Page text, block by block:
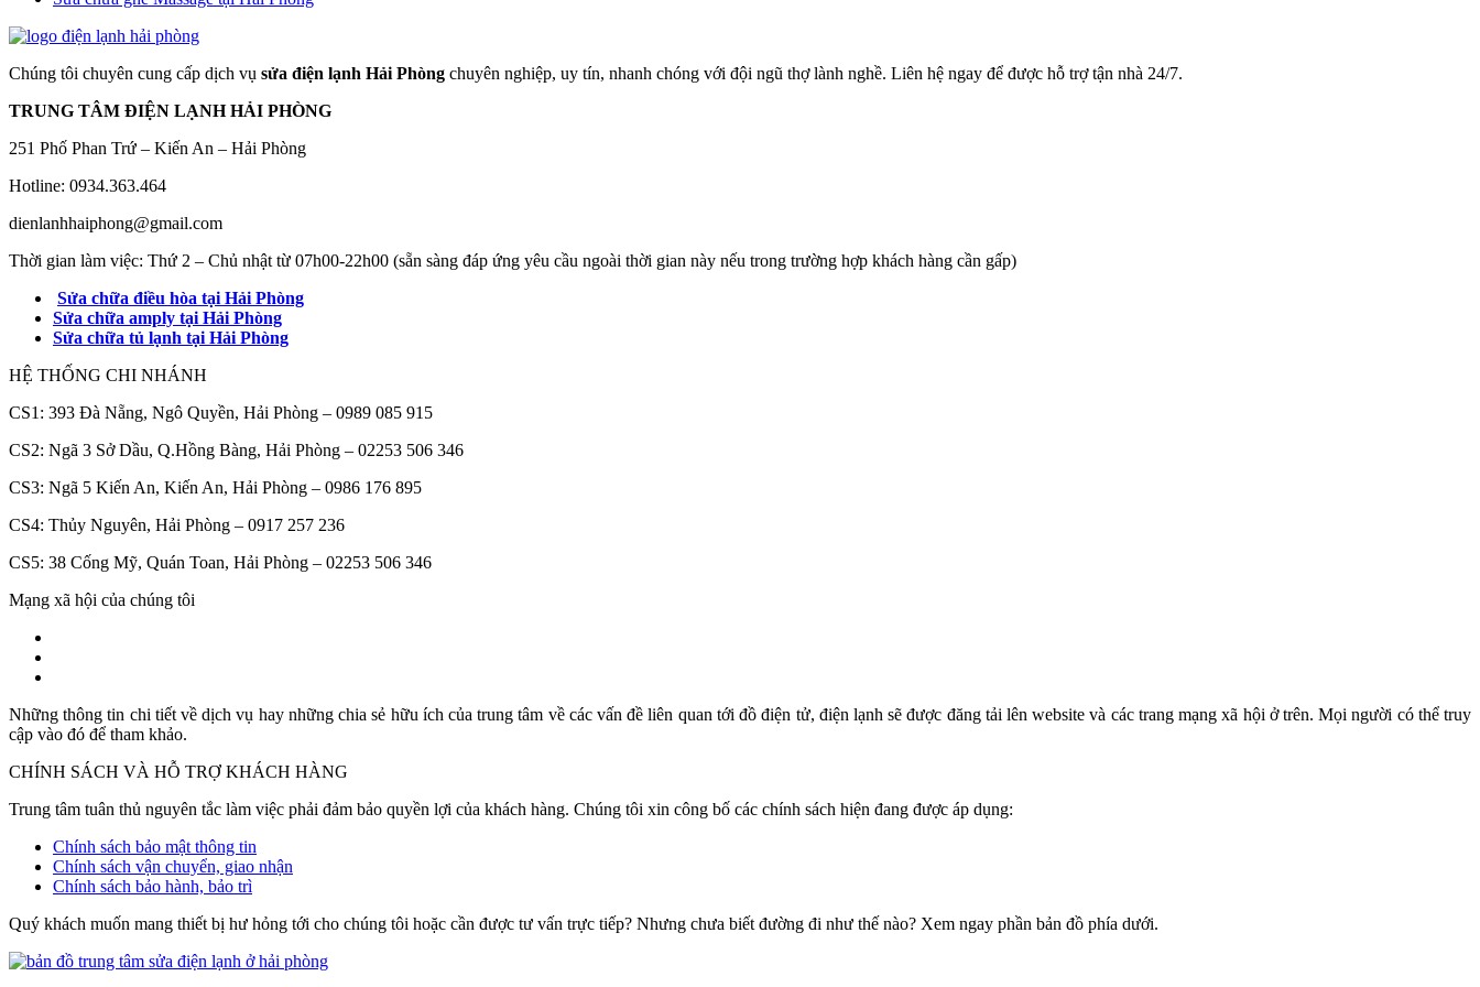
Chúng tôi chuyên cung cấp dịch vụ sửa điện lạnh Hải Phòng chuyên nghiệp, uy tín, nhanh chóng với đội ngũ thợ lành nghề. Liên hệ ngay để được hỗ trợ tận nhà 24/7.
TRUNG TÂM ĐIỆN LẠNH HẢI PHÒNG
251 Phố Phan Trứ – Kiến An – Hải Phòng
Hotline: 0934.363.464
dienlanhhaiphong@gmail.com
Thời gian làm việc: Thứ 2 – Chủ nhật từ 07h00-22h00 (sẵn sàng đáp ứng yêu cầu ngoài thời gian này nếu trong trường hợp khách hàng cần gấp)
Sửa chữa điều hòa tại Hải Phòng
Sửa chữa amply tại Hải Phòng
Sửa chữa tủ lạnh tại Hải Phòng
HỆ THỐNG CHI NHÁNH
CS1: 393 Đà Nẵng, Ngô Quyền, Hải Phòng – 0989 085 915
CS2: Ngã 3 Sở Dầu, Q.Hồng Bàng, Hải Phòng – 02253 506 346
CS3: Ngã 5 Kiến An, Kiến An, Hải Phòng – 0986 176 895
CS4: Thủy Nguyên, Hải Phòng – 0917 257 236
CS5: 38 Cống Mỹ, Quán Toan, Hải Phòng – 02253 506 346
Mạng xã hội của chúng tôi
Những thông tin chi tiết về dịch vụ hay những chia sẻ hữu ích của trung tâm về các vấn đề liên quan tới đồ điện tử, điện lạnh sẽ được đăng tải lên website và các trang mạng xã hội ở trên. Mọi người có thể truy
cập vào đó để tham khảo.
CHÍNH SÁCH VÀ HỖ TRỢ KHÁCH HÀNG
Trung tâm tuân thủ nguyên tắc làm việc phải đảm bảo quyền lợi của khách hàng. Chúng tôi xin công bố các chính sách hiện đang được áp dụng:
Chính sách bảo mật thông tin
Chính sách vận chuyển, giao nhận
Chính sách bảo hành, bảo trì
Quý khách muốn mang thiết bị hư hỏng tới cho chúng tôi hoặc cần được tư vấn trực tiếp? Nhưng chưa biết đường đi như thế nào? Xem ngay phần bản đồ phía dưới.